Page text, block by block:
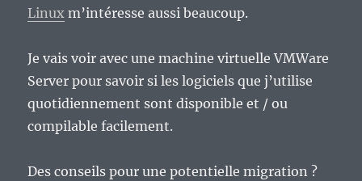
Linux m’intéresse aussi beaucoup.
Je vais voir avec une machine virtuelle VMWare
Server pour savoir si les logiciels que j’utilise
quotidiennement sont disponible et / ou
compilable facilement.
Des conseils pour une potentielle migration ?